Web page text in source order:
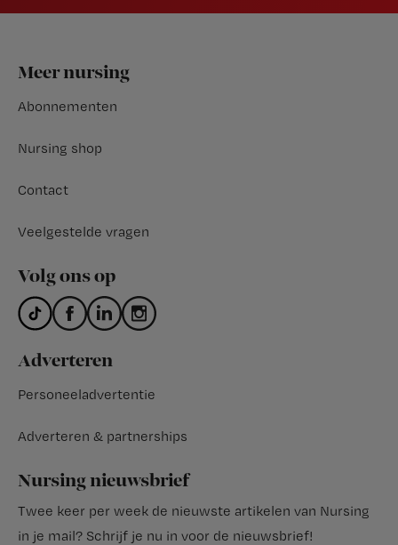
Footer
Meer nursing
Abonnementen
Nursing shop
Contact
Veelgestelde vragen
Volg ons op
Adverteren
Personeeladvertentie
Adverteren & partnerships
Nursing nieuwsbrief
Twee keer per week de nieuwste artikelen van Nursing
in je mail? Schrijf je nu in voor de nieuwsbrief!